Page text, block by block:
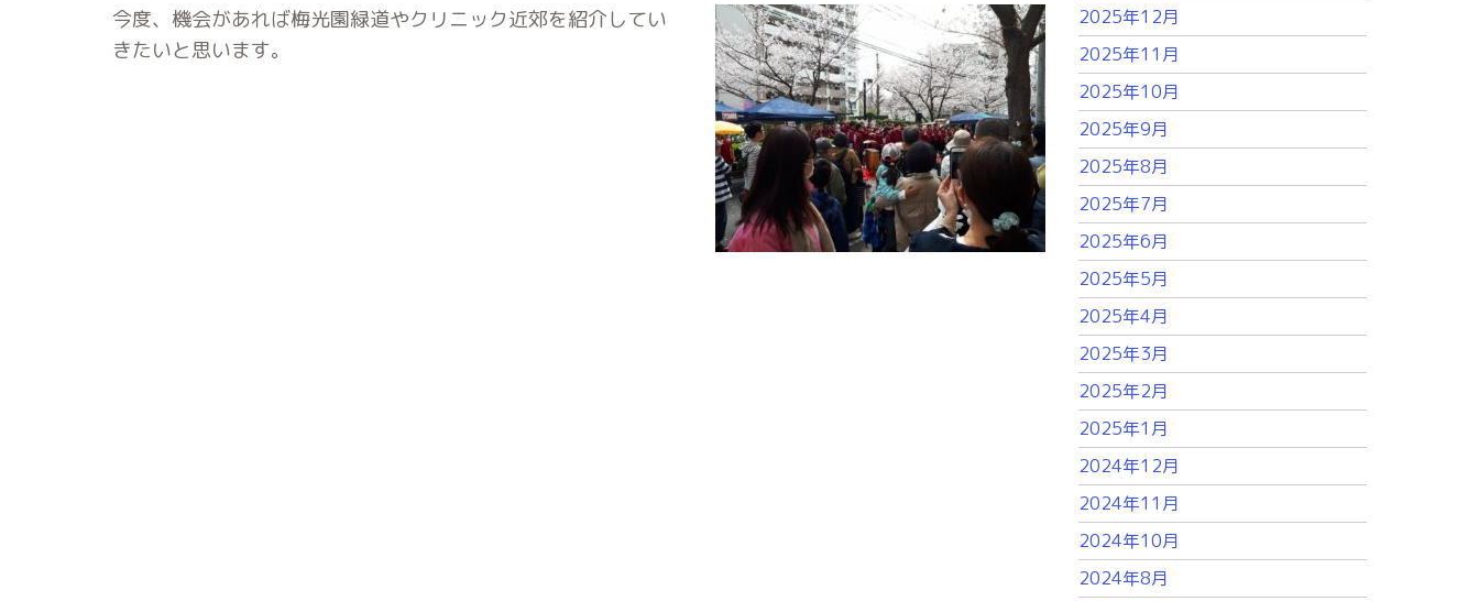
今度、機会があれば梅光園緑道やクリニック近郊を紹介してい
きたいと思います。
2025年12月
2025年11月
2025年10月
2025年9月
2025年8月
2025年7月
2025年6月
2025年5月
2025年4月
2025年3月
2025年2月
2025年1月
2024年12月
2024年11月
2024年10月
2024年8月